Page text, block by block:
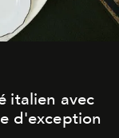
italien avec
d'exception